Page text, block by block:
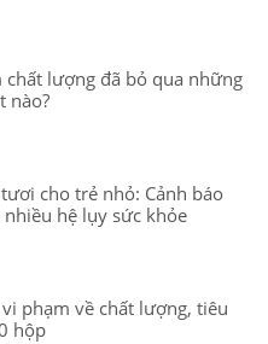
chất lượng đã bỏ qua những
nào?
cho trẻ nhỏ: Cảnh báo
hệ lụy sức khỏe
vi phạm về chất lượng, tiêu
hộp